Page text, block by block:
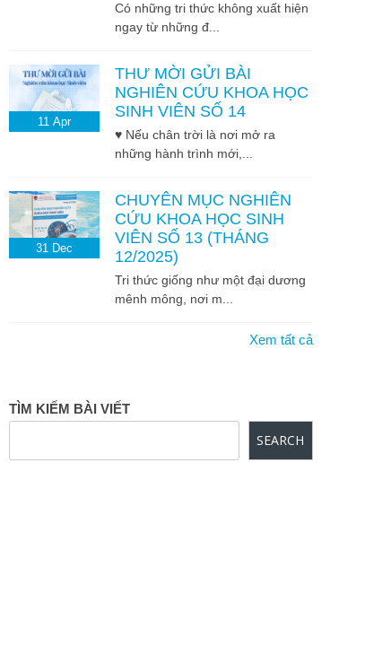
Có những tri thức không xuất hiện
ngay từ những đ...
11 Apr
THƯ MỜI GỬI BÀI
NGHIÊN CỨU KHOA HỌC
SINH VIÊN SỐ 14
♥ Nếu chân trời là nơi mở ra
những hành trình mới,...
31 Dec
CHUYÊN MỤC NGHIÊN
CỨU KHOA HỌC SINH
VIÊN SỐ 13 (THÁNG
12/2025)
Tri thức giống như một đại dương
mênh mông, nơi m...
Xem tất cả
TÌM KIẾM BÀI VIẾT
SEARCH